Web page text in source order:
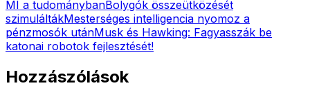
MI a tudománybanBolygók összeütközését
szimuláltákMesterséges intelligencia nyomoz a
pénzmosók utánMusk és Hawking: Fagyasszák be
katonai robotok fejlesztését!
Hozzászólások